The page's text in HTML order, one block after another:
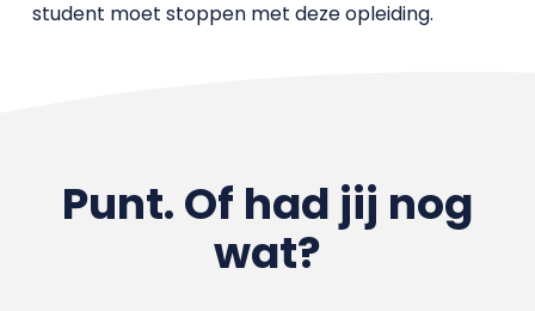
student moet stoppen met deze opleiding.
Punt. Of had jij nog
wat?